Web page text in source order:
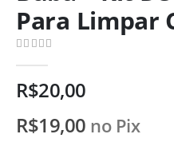
Para Limpar
R$20,00
R$19,00 no Pix